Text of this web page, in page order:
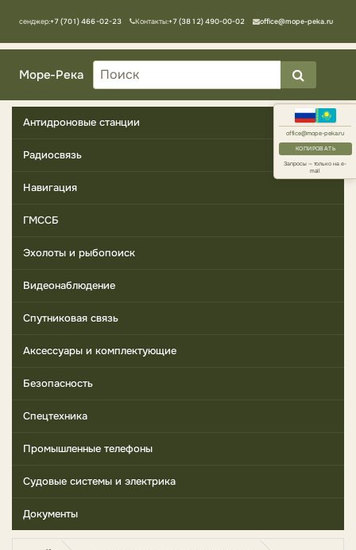
office@mope-peka.ru
КОПИРОВАТЬ
Запросы — только на e-
mail
Мессенджер:+7 (701) 466-02-23 Контакты:+7 (3812) 490-00-02 office@mope-peka.ru
Море-Река
Антидроновые станции
Радиосвязь
Навигация
ГМССБ
Эхолоты и рыбопоиск
Видеонаблюдение
Спутниковая связь
Аксессуары и комплектующие
Безопасность
Спецтехника
Промышленные телефоны
Судовые системы и электрика
Документы